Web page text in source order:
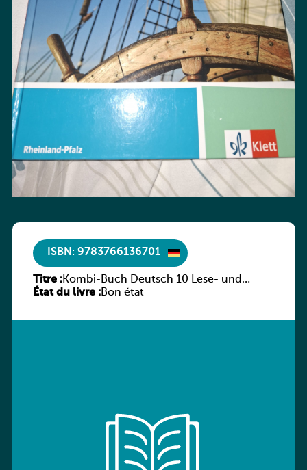
ISBN: 9783766136701
Titre :Kombi-Buch Deutsch 10 Lese- und
Sprachbuch
État du livre :Bon état